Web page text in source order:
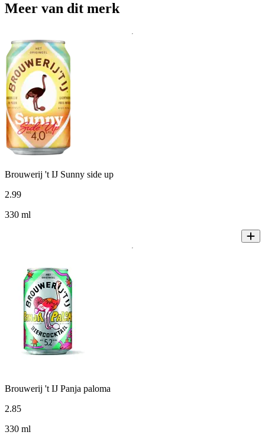
Meer van dit merk
Brouwerij 't IJ Sunny side up
2.99
330 ml
Brouwerij 't IJ Panja paloma
2.85
330 ml